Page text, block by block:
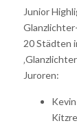
Junior
20 Städten
Juroren: